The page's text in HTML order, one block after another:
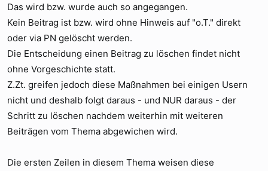
n
:
Das wird bzw. wurde auch so angegangen.
Kein Beitrag ist bzw. wird ohne Hinweis auf "o.T." direkt
oder via PN gelöscht werden.
Die Entscheidung einen Beitrag zu löschen findet nicht
ohne Vorgeschichte statt.
Z.Zt. greifen jedoch diese Maßnahmen bei einigen Usern
nicht und deshalb folgt daraus - und NUR daraus - der
Schritt zu löschen nachdem weiterhin mit weiteren
Beiträgen vom Thema abgewichen wird.
Die ersten Zeilen in diesem Thema weisen diese